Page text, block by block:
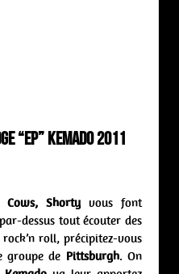
“ep” Kemado 2011
Cows, Shortyvous font
dessus tout écouter des
roll, précipitez-vous
groupe de Pittsburgh. On